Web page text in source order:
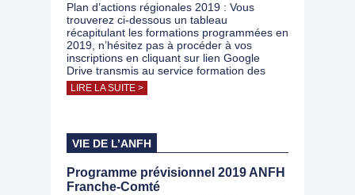
Plan d’actions régionales 2019 : Vous
trouverez ci-dessous un tableau
récapitulant les formations programmées en
2019, n’hésitez pas à procéder à vos
inscriptions en cliquant sur lien Google
Drive transmis au service formation des
LIRE LA SUITE >
VIE DE L’ANFH
Programme prévisionnel 2019 ANFH
Franche-Comté